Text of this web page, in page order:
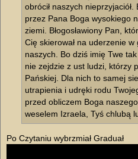
obrócił naszych nieprzyjaciół.
przez Pana Boga wysokiego
ziemi. Błogosławiony Pan,
Cię skierował na uderzenie w
naszych. Bo dziś imię Twe tak
nie zejdzie z ust ludzi, którzy
Pańskiej. Dla nich to samej
utrapienia i udręki rodu
przed obliczem Boga
weselem Izraela, Tyś chlubą
Po Czytaniu wybrzmiał Graduał